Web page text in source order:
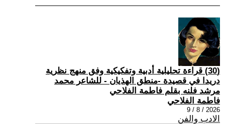
(30) قراءة تحليلية أدبية وتفكيكية وفق منهج نظرية
دريدا في قصيدة -منطق الهذيان - للشاعر محمد
مرشد فلنه بقلم فاطمة الفلاحي
فاطمة الفلاحي
2026 / 8 / 9
الادب والفن